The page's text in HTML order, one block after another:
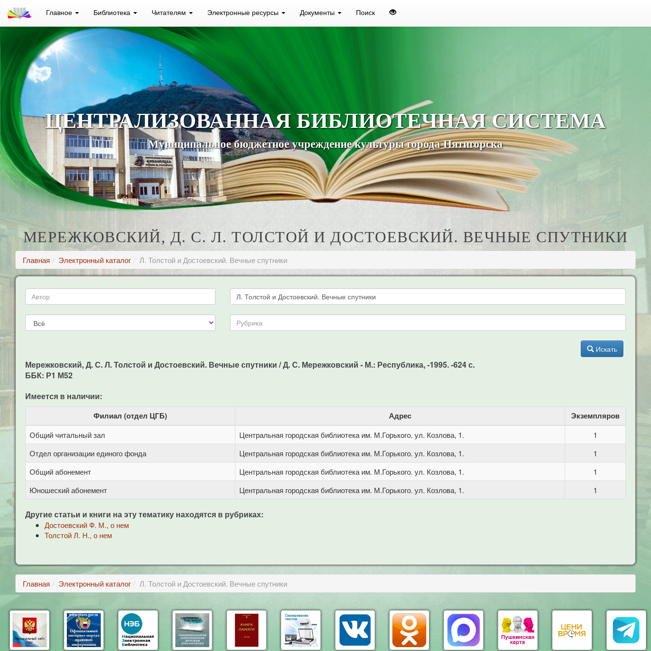
Главное Библиотека Читателям Электронные ресурсы Документы Поиск
ЦЕНТРАЛИЗОВАННАЯ БИБЛИОТЕЧНАЯ СИСТЕМА
Муниципальное бюджетное учреждение культуры города Пятигорска
МЕРЕЖКОВСКИЙ, Д. С. Л. ТОЛСТОЙ И ДОСТОЕВСКИЙ. ВЕЧНЫЕ СПУТНИКИ
Главная Электронный каталог Л. Толстой и Достоевский. Вечные спутники
Искать
Мережковский, Д. С. Л. Толстой и Достоевский. Вечные спутники / Д. С. Мережковский - М.: Республика, -1995. -624 с.
ББК: Р1 М52
Имеется в наличии:
Филиал (отдел ЦГБ) Адрес Экземпляров
Общий читальный зал Центральная городская библиотека им. М.Горького. ул. Козлова, 1.
1
Отдел организации единого фонда
Центральная городская библиотека им. М.Горького. ул. Козлова, 1.
1
Общий абонемент
Центральная городская библиотека им. М.Горького. ул. Козлова, 1.
1
Юношеский абонемент
Центральная городская библиотека им. М.Горького. ул. Козлова, 1. 1
Другие статьи и книги на эту тематику находятся в рубриках:
Достоевский Ф. М., о нем
Толстой Л. Н., о нем
Главная Электронный каталог Л. Толстой и Достоевский. Вечные спутники